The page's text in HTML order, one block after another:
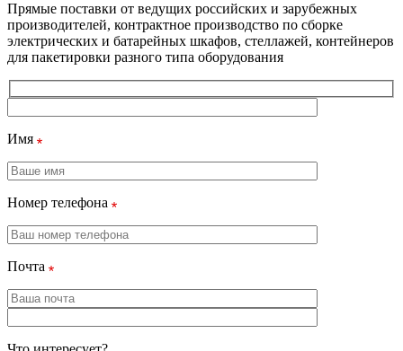
Прямые поставки от ведущих российских и зарубежных
производителей, контрактное производство по сборке
электрических и батарейных шкафов, стеллажей, контейнеров
для пакетировки разного типа оборудования
Имя
Номер телефона
Почта